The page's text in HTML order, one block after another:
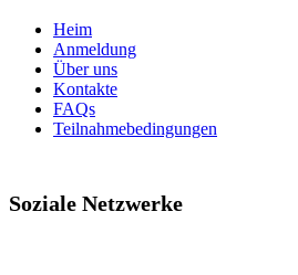
Heim
Anmeldung
Über uns
Kontakte
FAQs
Teilnahmebedingungen
Soziale Netzwerke